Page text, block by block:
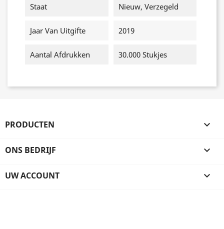
Staat Nieuw, Verzegeld
Jaar Van Uitgifte 2019
Aantal Afdrukken 30.000 Stukjes
PRODUCTEN 
ONS BEDRIJF 
UW ACCOUNT 